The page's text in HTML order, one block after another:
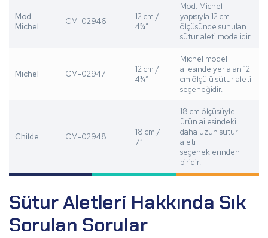
Mod.
Michel
CM-02946
12 cm /
4¾”
Mod. Michel
yapısıyla 12 cm
ölçüsünde sunulan
sütur aleti modelidir.
Michel CM-02947
12 cm /
4¾”
Michel model
ailesinde yer alan 12
cm ölçülü sütur aleti
seçeneğidir.
Childe CM-02948
18 cm /
7”
18 cm ölçüsüyle
ürün ailesindeki
daha uzun sütur
aleti
seçeneklerinden
biridir.
Sütur Aletleri Hakkında Sık
Sorulan Sorular